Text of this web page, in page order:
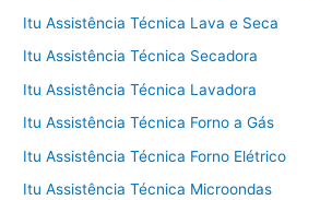
Itu Assistência Técnica Lava e Seca
Itu Assistência Técnica Secadora
Itu Assistência Técnica Lavadora
Itu Assistência Técnica Forno a Gás
Itu Assistência Técnica Forno Elétrico
Itu Assistência Técnica Microondas